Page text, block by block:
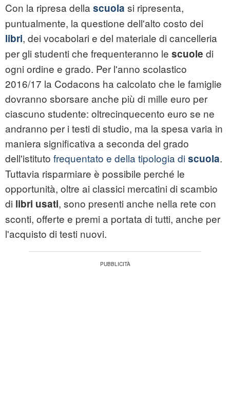
Con la ripresa della scuola si ripresenta,
puntualmente, la questione dell'alto costo dei
libri, dei vocabolari e del materiale di cancelleria
per gli studenti che frequenteranno le scuole di
ogni ordine e grado. Per l'anno scolastico
2016/17 la Codacons ha calcolato che le famiglie
dovranno sborsare anche più di mille euro per
ciascuno studente: oltrecinquecento euro se ne
andranno per i testi di studio, ma la spesa varia in
maniera significativa a seconda del grado
dell'istituto frequentato e della tipologia discuola.
Tuttavia risparmiare è possibile perché le
opportunità, oltre ai classici mercatini di scambio
di libri usati, sono presenti anche nella rete con
sconti, offerte e premi a portata di tutti, anche per
l'acquisto di testi nuovi.